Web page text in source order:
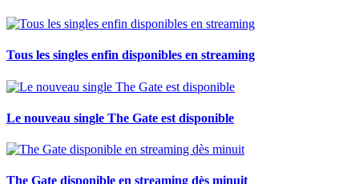
Tous les singles enfin disponibles en streaming
Le nouveau single The Gate est disponible
The Gate disponible en streaming dès minuit